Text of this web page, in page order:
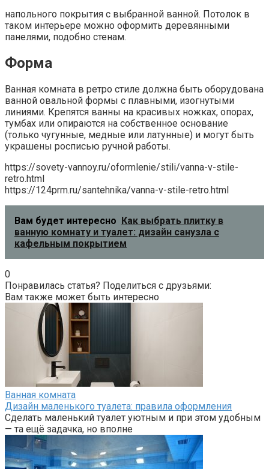
напольного покрытия с выбранной ванной. Потолок в
таком интерьере можно оформить деревянными
панелями, подобно стенам.
Форма
Ванная комната в ретро стиле должна быть оборудована
ванной овальной формы с плавными, изогнутыми
линиями. Крепятся ванны на красивых ножках, опорах,
тумбах или опираются на собственное основание
(только чугунные, медные или латунные) и могут быть
украшены росписью ручной работы.
https://sovety-vannoy.ru/oformlenie/stili/vanna-v-stile-
retro.html
https://124prm.ru/santehnika/vanna-v-stile-retro.html
Вам будет интересно Как выбрать плитку в
ванную комнату и туалет: дизайн санузла с
кафельным покрытием
0
Понравилась статья? Поделиться с друзьями:
Вам также может быть интересно
Ванная комната
Дизайн маленького туалета: правила оформления
Сделать маленький туалет уютным и при этом удобным
— та ещё задачка, но вполне